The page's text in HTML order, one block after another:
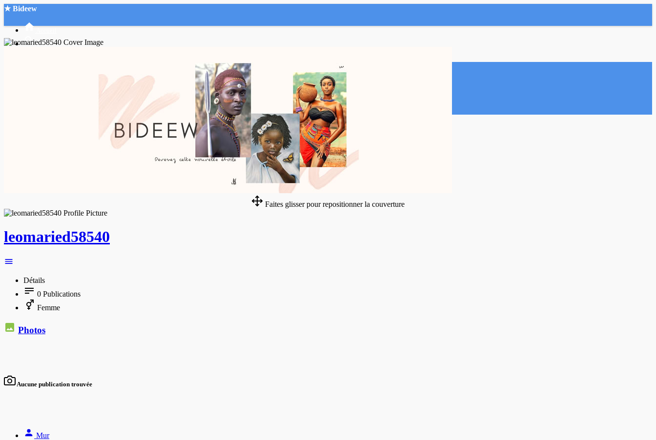
★ Bideew
Faites glisser pour repositionner la couverture
leomaried58540
Détails
0 Publications
Femme
Photos
Aucune publication trouvée
Mur